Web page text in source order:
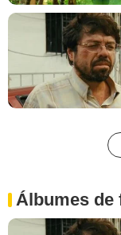
Álbumes de